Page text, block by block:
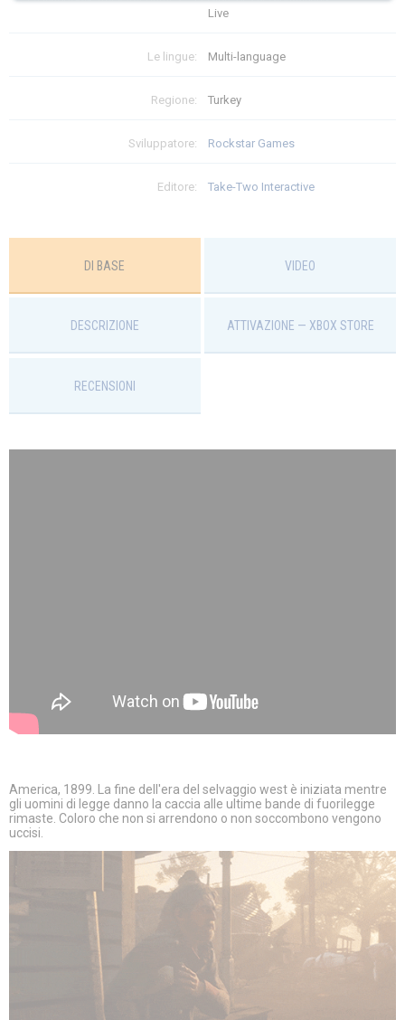
Live
Le lingue: Multi-language
Regione: Turkey
Sviluppatore: Rockstar Games
Editore: Take-Two Interactive
DI BASE VIDEO
DESCRIZIONE ATTIVAZIONE — ХBOX STORE
RECENSIONI
America, 1899. La fine dell'era del selvaggio west è iniziata mentre
gli uomini di legge danno la caccia alle ultime bande di fuorilegge
rimaste. Coloro che non si arrendono o non soccombono vengono
uccisi.
ограничений